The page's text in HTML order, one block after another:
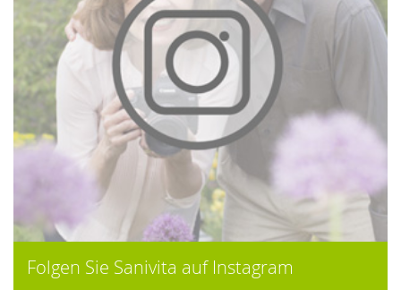
Folgen Sie Sanivita auf Instagram